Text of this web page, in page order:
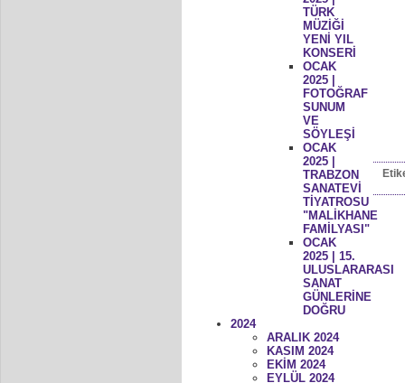
TÜRK
MÜZİĞİ
YENİ YIL
KONSERİ
OCAK
2025 |
FOTOĞRAF
SUNUM
VE
SÖYLEŞİ
OCAK
2025 |
TRABZON
SANATEVİ
TİYATROSU
"MALİKHANE
FAMİLYASI"
OCAK
2025 | 15.
ULUSLARARASI
SANAT
GÜNLERİNE
DOĞRU
2024
ARALIK 2024
KASIM 2024
EKİM 2024
EYLÜL 2024